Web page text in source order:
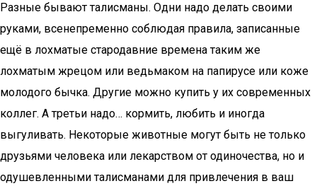
Разные бывают талисманы. Одни надо делать своими
руками, всенепременно соблюдая правила, записанные
ещё в лохматые стародавние времена таким же
лохматым жрецом или ведьмаком на папирусе или коже
молодого бычка. Другие можно купить у их современных
коллег. А третьи надо… кормить, любить и иногда
выгуливать. Некоторые животные могут быть не только
друзьями человека или лекарством от одиночества, но и
одушевленными талисманами для привлечения в ваш